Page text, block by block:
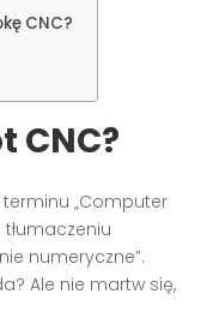
CNC?
CNC?
„Computer
numeryczne”.
Ale nie martw się,